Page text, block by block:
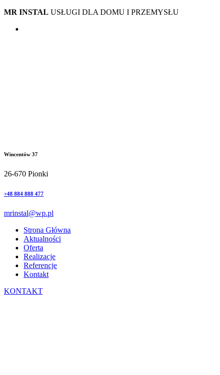
MR INSTAL USŁUGI DLA DOMU I PRZEMYSŁU
Wincentów 37
26-670 Pionki
+48 884 888 477
mrinstal@wp.pl
Strona Główna
Aktualności
Oferta
Realizacje
Referencje
Kontakt
KONTAKT